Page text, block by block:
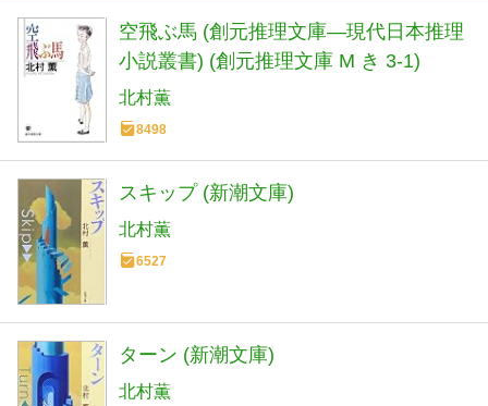
空飛ぶ馬 (創元推理文庫―現代日本推理
小説叢書) (創元推理文庫 M き 3-1)
北村薫
8498
スキップ (新潮文庫)
北村薫
6527
ターン (新潮文庫)
北村薫